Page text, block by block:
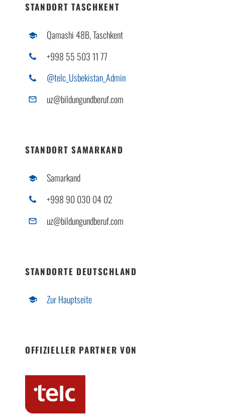
STANDORT TASCHKENT
Qamashi 48B, Taschkent
+998 55 503 11 77
@telc_Usbekistan_Admin
uz@bildungundberuf.com
STANDORT SAMARKAND
Samarkand
+998 90 030 04 02
uz@bildungundberuf.com
STANDORTE DEUTSCHLAND
Zur Hauptseite
OFFIZIELLER PARTNER VON